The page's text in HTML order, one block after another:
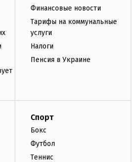
Финансовые новости
Тарифы на коммунальные
услуги
Налоги
Пенсия в Украине
Спорт
Бокс
Футбол
Теннис